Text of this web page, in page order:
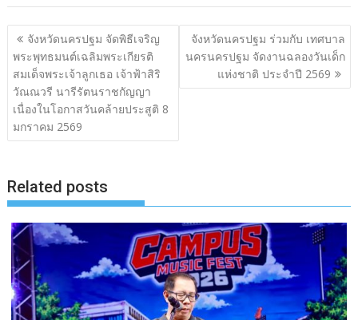
แนะแนว
เรื่อง
จังหวัดนครปฐม จัดพิธีเจริญ
พระพุทธมนต์เฉลิมพระเกียรติ
สมเด็จพระเจ้าลูกเธอ เจ้าฟ้าสิริ
วัณณวรี นารีรัตนราชกัญญา
เนื่องในโอกาสวันคล้ายประสูติ 8
มกราคม 2569
จังหวัดนครปฐม ร่วมกับ เทศบาล
นครนครปฐม จัดงานฉลองวันเด็ก
แห่งชาติ ประจำปี 2569
Related posts